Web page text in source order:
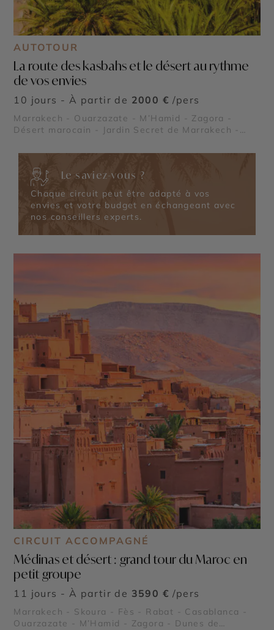
AUTOTOUR
La route des kasbahs et le désert au rythme
de vos envies
10 jours - À partir de 2000 € /pers
Marrakech - Ouarzazate - M’Hamid - Zagora -
Désert marocain - Jardin Secret de Marrakech -
Saâdiens - Vallée du Drâa - Vallée des roses -
Le saviez-vous ?
Chaque circuit peut être adapté à vos
envies et votre budget en échangeant avec
nos conseillers experts.
CIRCUIT ACCOMPAGNÉ
Médinas et désert : grand tour du Maroc en
petit groupe
11 jours - À partir de 3590 € /pers
Marrakech - Skoura - Fès - Rabat - Casablanca -
Ouarzazate - M’Hamid - Zagora - Dunes de